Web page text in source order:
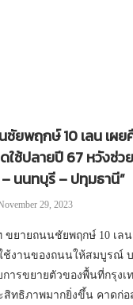
ชัยพฤกษ์ 10 เลน เผ
ดใช้ปลายปี 67 หวังช่
นนทบุรี – ปทุมธานี”
29, 2023
ขยายถนนชัยพฤกษ์ 10 เล
ช้งานของถนนให้สมบูรณ์ บ
การขยายตัวของพื้นที่กรุง
ทธิภาพมากยิ่งขึ้น คาดก่อ